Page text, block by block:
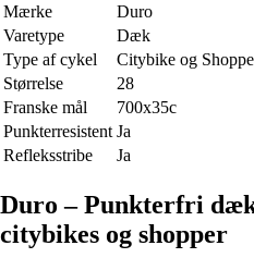
Mærke
Duro
Varetype
Dæk
Type af cykel
Citybike og
Størrelse
28
Franske mål
700x35c
Punkterresistent Ja
Refleksstribe
Ja
Duro – Punkterfri
citybikes og shopper